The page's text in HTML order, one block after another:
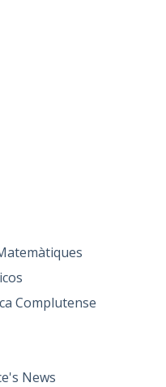
Complutense
News